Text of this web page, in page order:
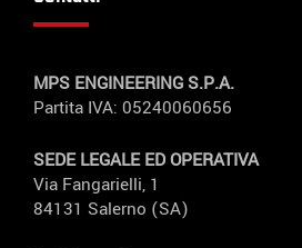
MPS ENGINEERING S.P.A.
Partita IVA: 05240060656
SEDE LEGALE ED OPERATIVA
Via Fangarielli, 1
84131 Salerno (SA)